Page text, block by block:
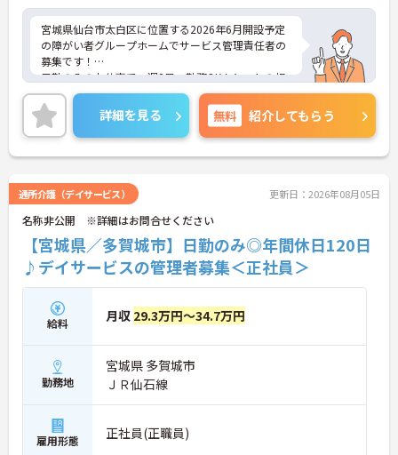
宮城県仙台市太白区に位置する2026年6月開設予定
の障がい者グループホームでサービス管理責任者の
募集です！
日勤のみのお仕事で、週2日～勤務OK！シフトの相
談も可能なため自分のペースで働くことができます
◎昇給制度があり、頑張りが評価されてしっかりと
還元されます。
こちらの求人にご興味がございましたら面接のポイ
ントもお伝えしますので是非ご応募お待ちしており
詳細を見る 無料 紹介してもらう
通所介護（デイサービス） 更新日：2026年08月05日
名称非公開 ※詳細はお問合せください
【宮城県／多賀城市】日勤のみ◎年間休日120日
♪デイサービスの管理者募集＜正社員＞
給料 月収 29.3万円～34.7万円
勤務地
宮城県 多賀城市
ＪＲ仙石線
雇用形態 正社員(正職員)